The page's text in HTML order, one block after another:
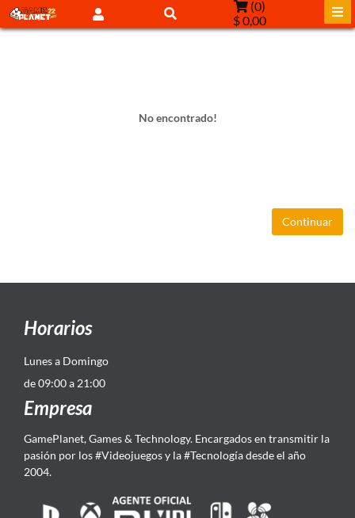
(0)
$ 0,00
No encontrado!
Continuar
Horarios
Lunes a Domingo
de 09:00 a 21:00
Empresa
GamePlanet, Games & Technology. Encargados en transmitir la
pasión por los #Videojuegos y la #Tecnología desde el año
2004.